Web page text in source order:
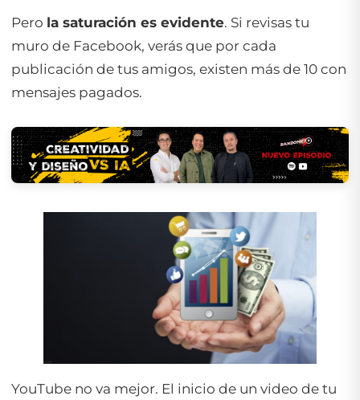
Pero la saturación es evidente. Si revisas tu
muro de Facebook, verás que por cada
publicación de tus amigos, existen más de 10 con
mensajes pagados.
YouTube no va mejor. El inicio de un video de tu